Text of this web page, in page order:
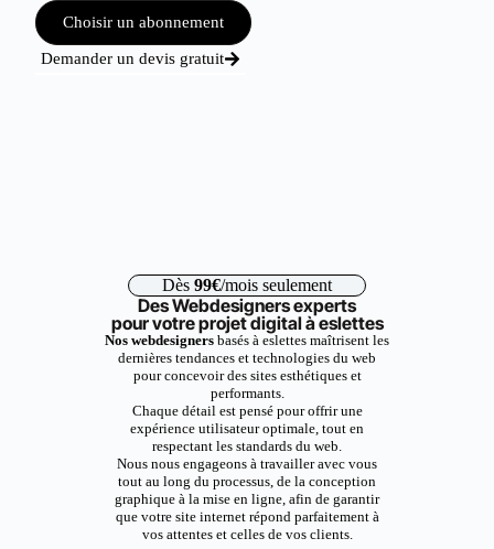
Choisir un abonnement
Demander un devis gratuit
Dès 99€/mois seulement
Des Webdesigners experts
pour votre projet digital à eslettes
Nos webdesigners basés à eslettes maîtrisent les
dernières tendances et technologies du web
pour concevoir des sites esthétiques et
performants.
Chaque détail est pensé pour offrir une
expérience utilisateur optimale, tout en
respectant les standards du web.
Nous nous engageons à travailler avec vous
tout au long du processus, de la conception
graphique à la mise en ligne, afin de garantir
que votre site internet répond parfaitement à
vos attentes et celles de vos clients.